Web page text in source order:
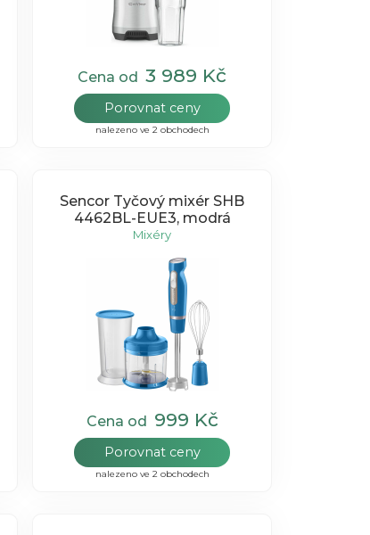
Cena od 3 989 Kč
Porovnat ceny
nalezeno ve 2 obchodech
Sencor Tyčový mixér SHB
4462BL-EUE3, modrá
Mixéry
Cena od 999 Kč
Porovnat ceny
nalezeno ve 2 obchodech